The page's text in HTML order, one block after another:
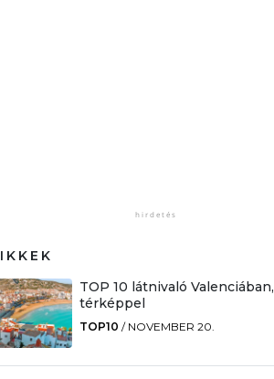
TOP 10 látnivaló Valenciában,
térképpel
TOP10 / NOVEMBER 20.